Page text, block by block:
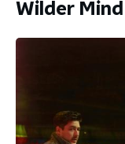
Wilder Mind